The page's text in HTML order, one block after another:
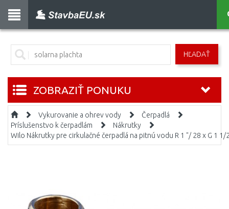
HĽADAŤ
ZOBRAZIŤ PONUKU
Vykurovanie a ohrev vody
Čerpadlá
Príslušenstvo k čerpadlám
Nákrutky
Wilo Nákrutky pre cirkulačné čerpadlá na pitnú vodu R 1 "/ 28 x G 1